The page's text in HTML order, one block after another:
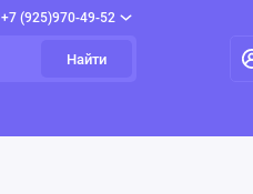
+7 (925)970-49-52
Найти